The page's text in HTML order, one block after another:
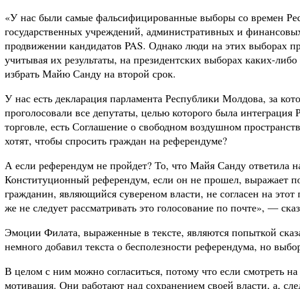
«У нас были самые фальсифицированные выборы со времен
государственных учреждений, административных и
продвижении кандидатов PAS. Однако люди на этих выборах
учитывая их результаты, на президентских выборах каких-
избрать Майю Санду на второй срок.
У нас есть декларация парламента Республики Молдова, за
проголосовали все депутаты, целью которого была
торговле, есть Соглашение о свободном воздушном
хотят, чтобы спросить граждан на референдуме?
А если референдум не пройдет? То, что Майя Санду ответила
Конституционный референдум, если он не прошел, выражает
гражданин, являющийся сувереном власти, не согласен на
же не следует рассматривать это голосование по почте», —
Эмоции Филата, выраженные в тексте, являются попыткой
немного добавил текста о бесполезности референдума, но
В целом с ним можно согласиться, потому что если смотреть
мотивация. Они работают над сохранением своей власти, а,